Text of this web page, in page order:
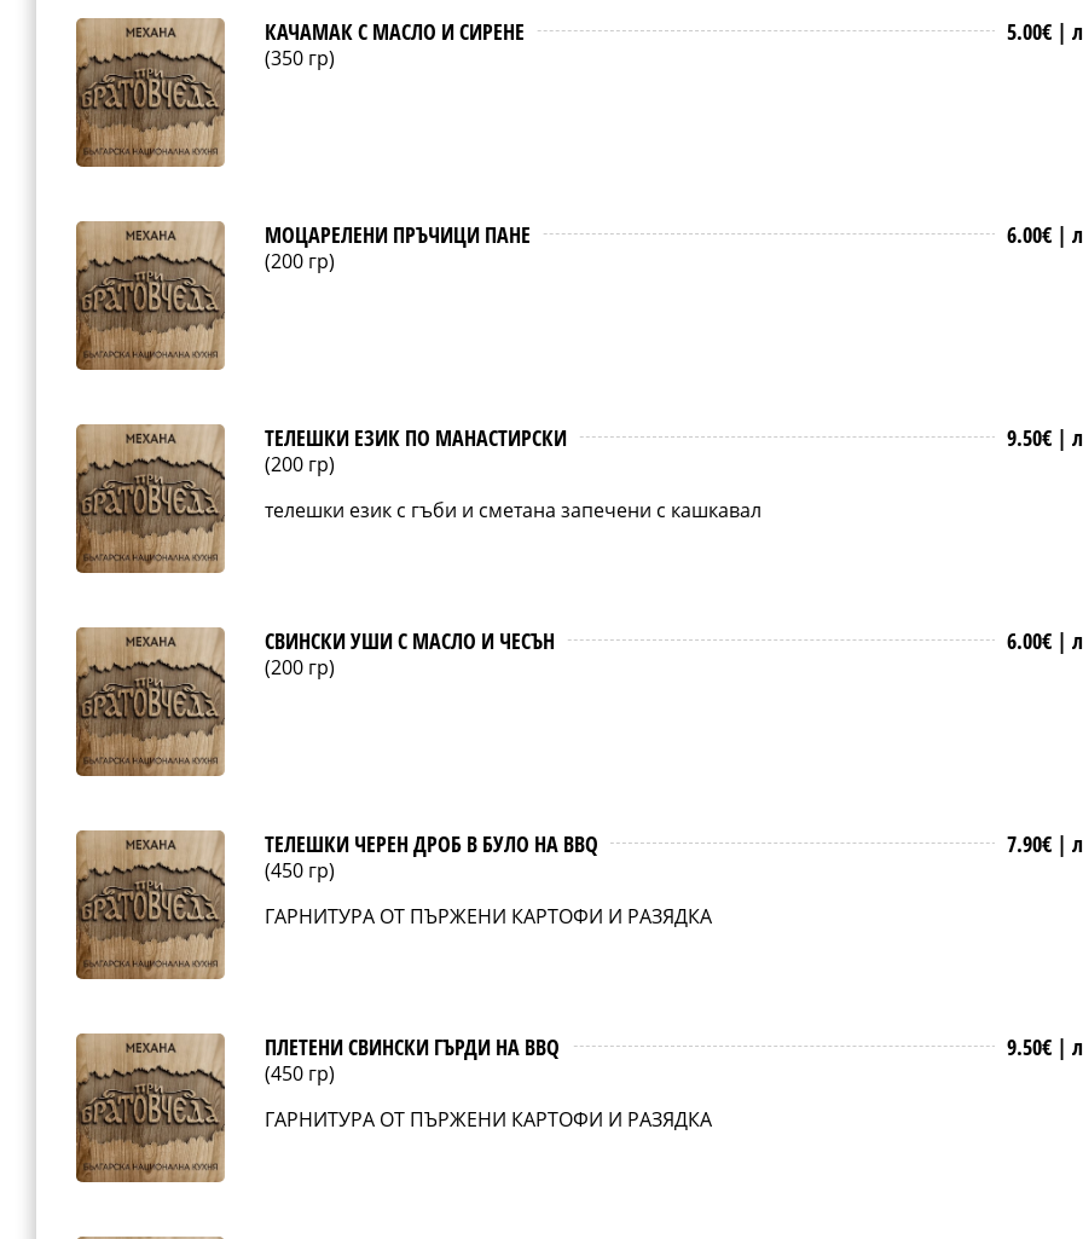
КАЧАМАК С МАСЛО И СИРЕНЕ 5.00€ |
(350 гр)
МОЦАРЕЛЕНИ ПРЪЧИЦИ ПАНЕ 6.00€ |
(200 гр)
ТЕЛЕШКИ ЕЗИК ПО МАНАСТИРСКИ 9.50€ |
(200 гр)
телешки език с гъби и сметана запечени с кашкавал
СВИНСКИ УШИ С МАСЛО И ЧЕСЪН 6.00€ |
(200 гр)
ТЕЛЕШКИ ЧЕРЕН ДРОБ В БУЛО НА BBQ 7.90€ |
(450 гр)
ГАРНИТУРА ОТ ПЪРЖЕНИ КАРТОФИ И РАЗЯДКА
ПЛЕТЕНИ СВИНСКИ ГЪРДИ НА BBQ 9.50€ |
(450 гр)
ГАРНИТУРА ОТ ПЪРЖЕНИ КАРТОФИ И РАЗЯДКА